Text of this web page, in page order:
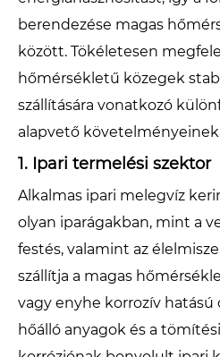
berendezése magas
között. Tökéletesen
hőmérsékletű közegek
szállítására vonatkozó
alapvető
1. Ipari termelési szektor
Alkalmas ipari melegvíz
olyan iparágakban, mint a
festés, valamint az
szállítja a magas
vagy enyhe korrozív hatású
hőálló anyagok és a